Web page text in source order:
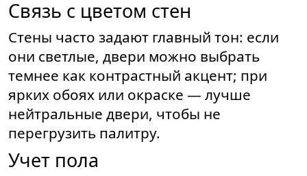
Связь с цветом стен
Стены часто задают главный тон: если
они светлые, двери можно выбрать
темнее как контрастный акцент; при
ярких обоях или окраске — лучше
нейтральные двери, чтобы не
перегрузить палитру.
Учет пола